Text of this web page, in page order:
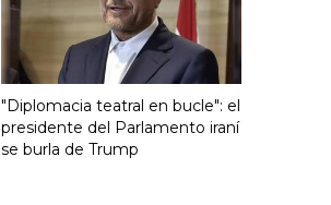
"Diplomacia teatral en bucle": el
presidente del Parlamento iraní
se burla de Trump